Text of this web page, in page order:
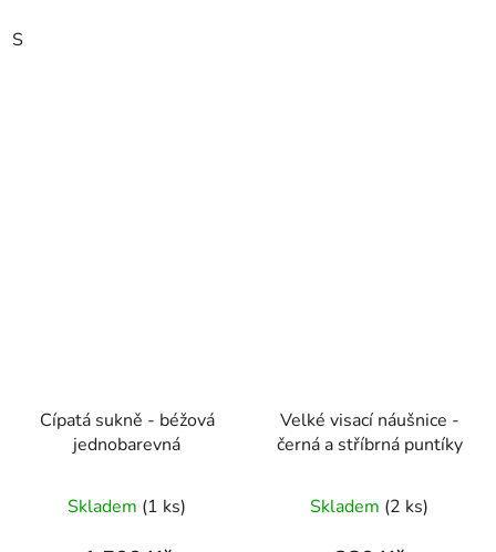
S
Cípatá sukně - béžová
jednobarevná
Skladem (1 ks)
Velké visací náušnice -
černá a stříbrná puntíky
Skladem (2 ks)